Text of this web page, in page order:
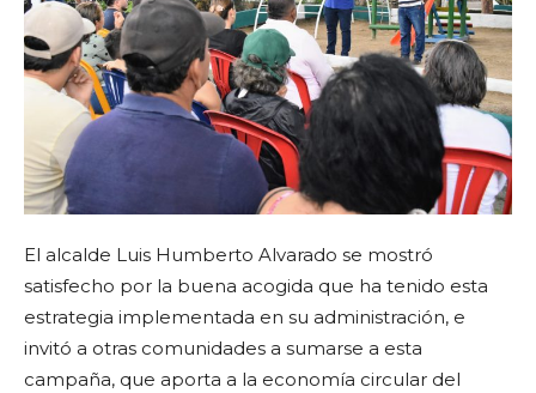
El alcalde Luis Humberto Alvarado se mostró
satisfecho por la buena acogida que ha tenido esta
estrategia implementada en su administración, e
invitó a otras comunidades a sumarse a esta
campaña, que aporta a la economía circular del